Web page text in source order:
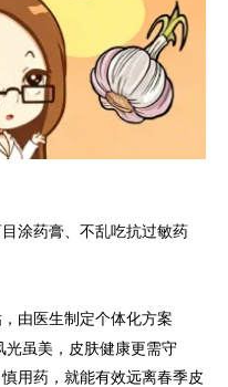
涂药膏、不乱吃抗过敏药
由医生制定个体化方案
虽美，皮肤健康更需守
用药，就能有效远离春季皮